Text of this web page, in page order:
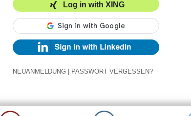
Log in with XING
NEUANMELDUNG PASSWORT VERGESSEN?